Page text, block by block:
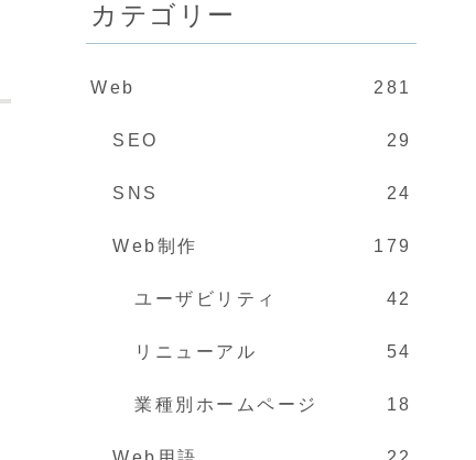
カテゴリー
Web 281
SEO 29
SNS 24
Web制作 179
ユーザビリティ 42
リニューアル 54
業種別ホームページ 18